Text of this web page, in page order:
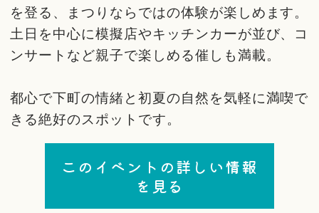
を登る、まつりならではの体験が楽しめます。
土日を中心に模擬店やキッチンカーが並び、コ
ンサートなど親子で楽しめる催しも満載。
都心で下町の情緒と初夏の自然を気軽に満喫で
きる絶好のスポットです。
このイベントの詳しい情報
を見る